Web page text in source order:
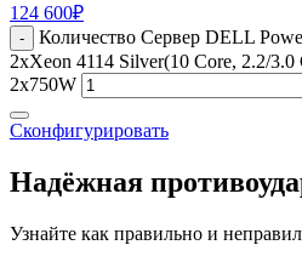
124 600₽
-
Количество Сервер DELL
2xXeon 4114 Silver(10 Core, 2.2/
2x750W
Сконфигурировать
Надёжная
Узнайте как правильно и